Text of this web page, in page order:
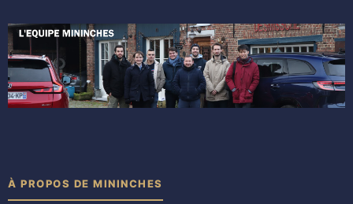
À PROPOS DE MININCHES